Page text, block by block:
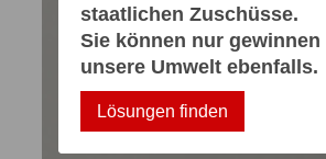
staatlichen Zuschüsse.
Sie können nur gewinnen
unsere Umwelt ebenfalls.
Lösungen finden